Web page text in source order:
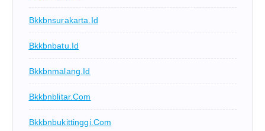
Bkkbnsurakarta.id
Bkkbnbatu.id
Bkkbnmalang.id
Bkkbnblitar.com
Bkkbnbukittinggi.com